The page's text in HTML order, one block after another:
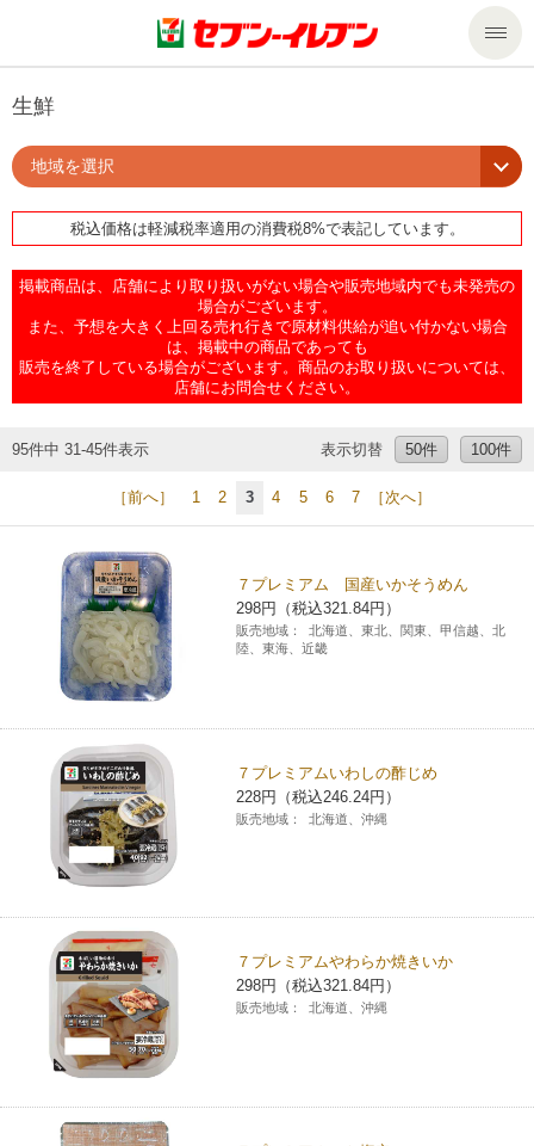
商品のご案内
商品のご案内トップ
今週の新商品
商品カテゴリ一覧
食の安全・安心への取組み
ギフト
プリペイドカード・金券
ニンテンドー・ダウンロードカード
セール・キャンペーン
サービス
nanacoトップ
マルチコピー機でできることトップ
コピー
プリント
スキャン
ファクス
チケット
スポーツ振興くじ
行政サービス
保険
便利なサービス
宅配便
切手・はがき・印紙
セブン銀行ATM
ご利用可能なお支払い方法
各種料金のお支払い
レジでApple Accountにチャージ
オンラインフォトサービス
チケットサービス
セブンチケット
チケットぴあ
イープラス
CNプレイガイド
セブン‐イレブンでお受取り
タワーレコード
セブンネットショッピング
停電時のサービス停止のお知らせ
企業情報トップ
ニュースリリース
企業理念
会社概要
貸借対照表・損益計算書
沿革
国内店舗数
セブン‐イレブンの海外事業
データで見るセブン‐イレブン
セブン‐イレブンの「商品力」
私たちの取組み
サステナビリティ
サステナビリティトップ
セブン＆アイ・ホールディングスの重点課題
サステナビリティ活動基本方針
サステナビリティ推進体制
GREEN CHALLENGE 2050
4VISIONS
サステナビリティレポート
報告書ライブラリー
加盟店オーナー募集 物件募集・購入
アルバイト情報
店舗検索
ネットショッピング
お問い合わせ
Language
English (Corporate)
English (Services)
中文[繁體字](服務)
简体中文(服务)
한국어(서비스)
ภาษาไทย(บริการ)
生鮮
地域を選択
税込価格は軽減税率適用の消費税8%で表記しています。
掲載商品は、店舗により取り扱いがない場合や販売地域内でも未発売の
場合がございます。
また、予想を大きく上回る売れ行きで原材料供給が追い付かない場合
は、掲載中の商品であっても
販売を終了している場合がございます。商品のお取り扱いについては、
店舗にお問合せください。
95件中 31-45件表示 表示切替 50件 100件
［前へ］ 1 2 3 4 5 6 7 ［次へ］
７プレミアム 国産いかそうめん
298円（税込321.84円）
販売地域：
北海道、東北、関東、甲信越、北
陸、東海、近畿
７プレミアムいわしの酢じめ
228円（税込246.24円）
販売地域： 北海道、沖縄
７プレミアムやわらか焼きいか
298円（税込321.84円）
販売地域： 北海道、沖縄